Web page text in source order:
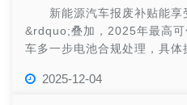
新能源汽车报废补贴能享
&rdquo;叠加，2025年最高
车多一步电池合规处理，具
2025-12-04